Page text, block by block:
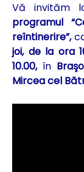
Vă invităm
programul
reîntinerire”,
joi, de la ora
10.00,în
Mircea cel